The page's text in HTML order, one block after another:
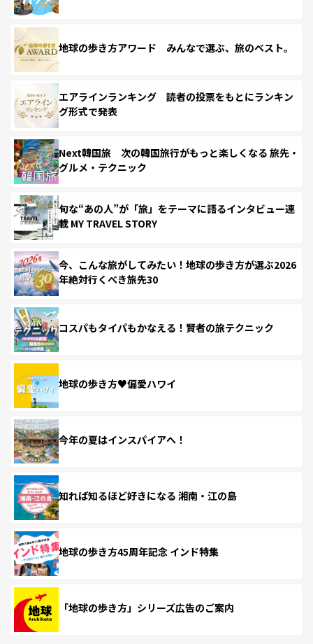
地球の歩き方アワード みんなで選ぶ、旅のベスト。
エアラインランキング 読者の投票をもとにランキン
グ形式で発表
Next韓国旅 次の韓国旅行がもっと楽しくなる 旅先・
グルメ・テクニック
旬な“あの人”が「旅」をテーマに語るインタビュー連
載 MY TRAVEL STORY
今、こんな旅がしてみたい！地球の歩き方が選ぶ2026
年絶対行くべき旅先30
コスパもタイパもかなえる！賢者の旅テクニック
地球の歩き方♥偏愛ハワイ
今年の夏はインスパイアへ！
知れば知るほど好きになる 湘南・江の島
地球の歩き方45周年記念 インド特集
「地球の歩き方」シリーズ広告のご案内